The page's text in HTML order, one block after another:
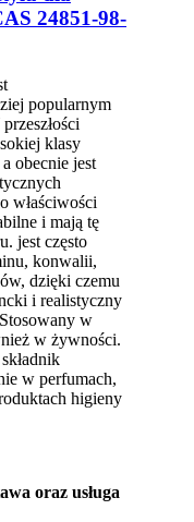
24851-98-
popularnym
klasy
obecnie jest
właściwości
i mają tę
jest często
konwalii,
dzięki czemu
i realistyczny
w
w żywności.
w perfumach,
higieny
oraz usługa